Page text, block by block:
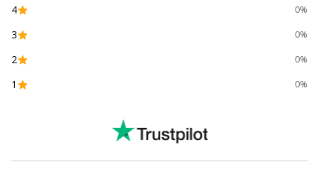
Quantité incluse
Données d'identification
Données d'identification
4 0%
3 0%
2 0%
1 0%